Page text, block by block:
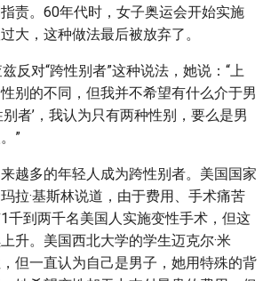
责。60年代时，女子奥运会开始实施
大，这种做法最后被放弃了。
反对“跨性别者”这种说法，她说：“上
别的不同，但我并不希望有什么介于男
者’，我认为只有两种性别，要么是男
”
越多的年轻人成为跨性别者。美国国家
拉·基斯林说道，由于费用、手术痛苦
千到两千名美国人实施变性手术，但这
升。美国西北大学的学生迈克尔·米
但一直认为自己是男子，她用特殊的背